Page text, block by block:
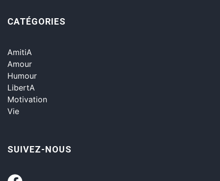
CATÉGORIES
AmitiA
Amour
Humour
LibertA
Motivation
Vie
SUIVEZ-NOUS